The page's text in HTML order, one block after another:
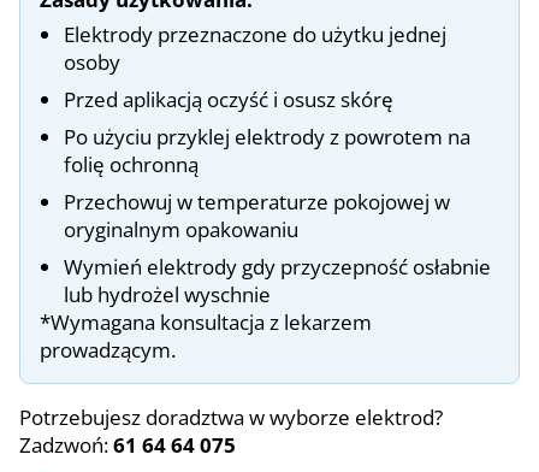
Elektrody przeznaczone do użytku jednej
osoby
Przed aplikacją oczyść i osusz skórę
Po użyciu przyklej elektrody z powrotem na
folię ochronną
Przechowuj w temperaturze pokojowej w
oryginalnym opakowaniu
Wymień elektrody gdy przyczepność osłabnie
lub hydrożel wyschnie
*Wymagana konsultacja z lekarzem
prowadzącym.
Potrzebujesz doradztwa w wyborze elektrod?
Zadzwoń:61 64 64 075